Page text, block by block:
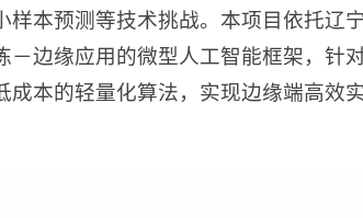
样本预测等技术挑战。本项目依托辽
－边缘应用的微型人工智能框架，针
成本的轻量化算法，实现边缘端高效